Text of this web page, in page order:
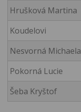
Hrušková Martina
Koudelovi
Nesvorná Michaela
Pokorná Lucie
Šeba Kryštof